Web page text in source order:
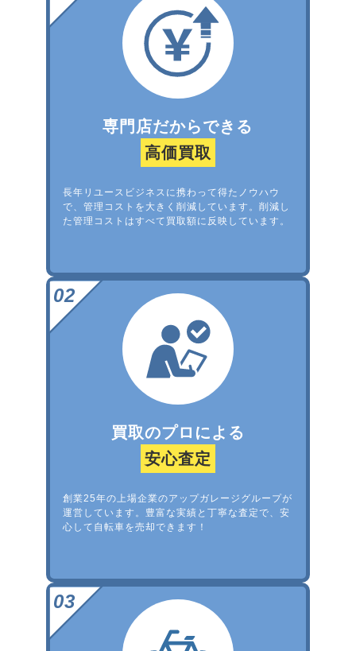
専門店だからできる
高価買取
長年リユースビジネスに携わって得たノウハウ
で、管理コストを大きく削減しています。削減し
た管理コストはすべて買取額に反映しています。
買取のプロによる
安心査定
創業25年の上場企業のアップガレージグループが
運営しています。豊富な実績と丁寧な査定で、安
心して自転車を売却できます！